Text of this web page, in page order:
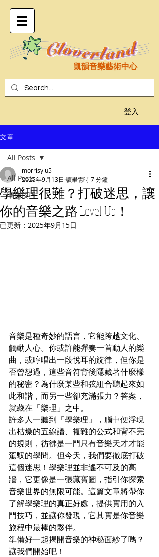
凱韻音樂藝術中心
登入
文章
All Posts
唱歌技巧
All Posts
學樂理很難？打破迷思，讓
你的音樂之路 Level Up！
morrisyiu5
2025年9月13日 讀畢需時 7 分鐘
已更新： 2025年9月15日
音樂是種奇妙的語言，它能跨越文化、
觸動人心。你或許能彈奏一首動人的樂
曲，或哼唱出一段悅耳的旋律，但你是
否曾想過，這些音符背後隱藏著什麼樣
的秘密？為什麼某些和弦組合聽起來如
此和諧，而另一些卻充滿張力？答案，
就藏在「樂理」之中。
許多人一聽到「學樂理」，腦中便浮現
出枯燥的五線譜、複雜的公式和背不完
的規則，彷彿是一門只有音樂天才才能
駕馭的學問。但今天，我們要徹底打破
這個迷思！學樂理並非遙不可及的高
牆，它更像是一張藏寶圖，指引你探索
音樂世界的無限可能。這篇文章將帶你
了解學樂理的真正好處，提供實用的入
門技巧，並讓你發現，它其實是你音樂
旅程中最棒的夥伴。
準備好一起揭開音樂的神秘面紗了嗎？
讓我們開始吧！